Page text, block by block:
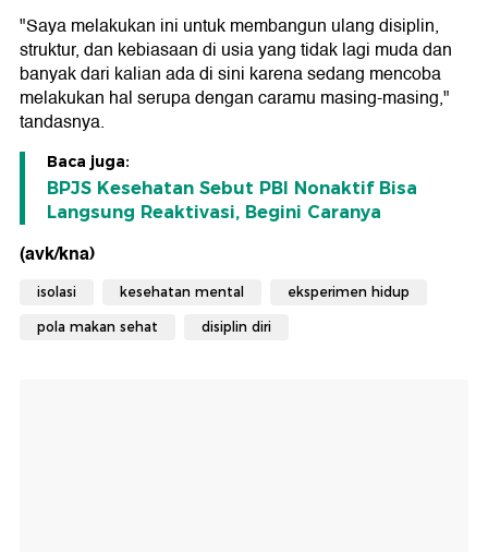
"Saya melakukan ini untuk membangun ulang disiplin,
struktur, dan kebiasaan di usia yang tidak lagi muda dan
banyak dari kalian ada di sini karena sedang mencoba
melakukan hal serupa dengan caramu masing-masing,"
tandasnya.
Baca juga:
BPJS Kesehatan Sebut PBI Nonaktif Bisa
Langsung Reaktivasi, Begini Caranya
(avk/kna)
isolasi kesehatan mental eksperimen hidup
pola makan sehat disiplin diri